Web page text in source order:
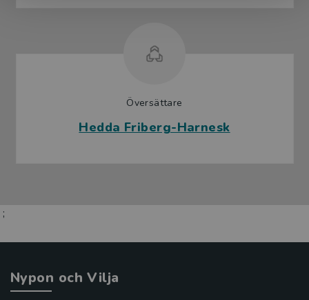
Översättare
Hedda Friberg-Harnesk
;
Nypon och Vilja